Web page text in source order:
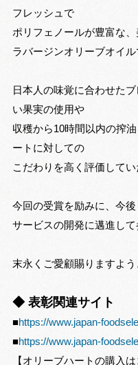
フレッシュで
ポリフェノールが豊富な
ラバージンオリーブオイル
日本人の味覚に合わせた
い果実の使用や
収穫から10時間以内の搾
ートに対しての
こだわりを高く評価してい
今回の受賞を励みに、今
サービスの開発に邁進して
末永くご愛顧賜りますよう
◆ 表彰関連サイト
■https://www.japan-
■https://www.japan-
【オリーブハートの購入は